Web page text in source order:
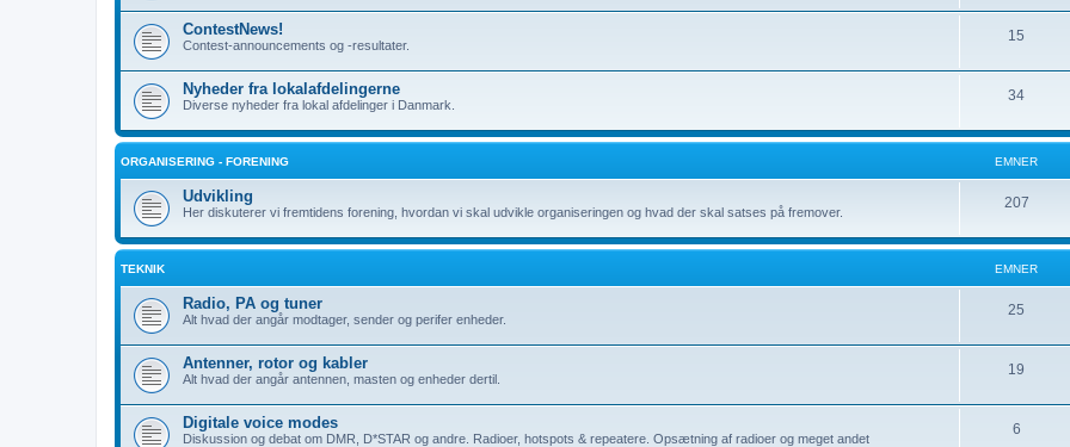
e
ContestNews!
Contest-announcements og -resultater.
15
n
e
r
Nyheder fra lokalafdelingerne
Diverse nyheder fra lokal afdelinger i Danmark.
34E
n
ORGANISERING - FORENING EMNER
Udvikling
Her diskuterer vi fremtidens forening, hvordan vi skal udvikle organiseringen og hvad der skal satses på fremover.
207E
n
TEKNIK EMNER
Radio, PA og tuner
Alt hvad der angår modtager, sender og perifer enheder.
25
e
Antenner, rotor og kabler
Alt hvad der angår antennen, masten og enheder dertil.
19
Digitale voice modes
Diskussion og debat om DMR, D*STAR og andre. Radioer, hotspots & repeatere. Opsætning af radioer og meget andet
6E